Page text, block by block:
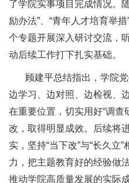
了学院实事项目完成情况。
励办法”、“青年人才培育举
个专题开展深入研讨交流，
动后续工作打下扎实基础。
顾建平总结指出，学院
边学习、边对照、边检视、
在重要位置，切实用好“调查
改，取得明显成效。后续将
实，坚持“当下改”与“长久立
力，把主题教育好的经验做
推动学院高质量发展的实际成